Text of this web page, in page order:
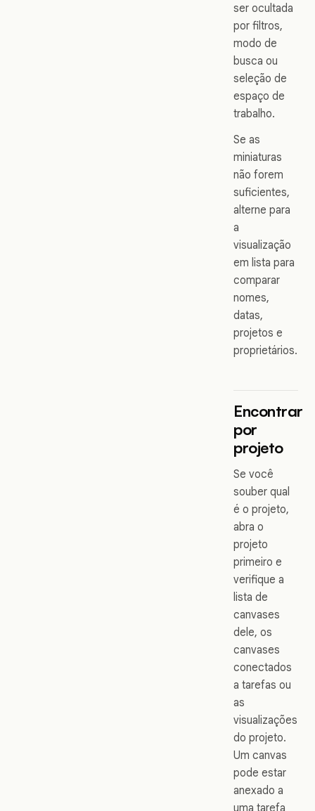
ser ocultada
por filtros,
modo de
busca ou
seleção de
espaço de
trabalho.
Se as
miniaturas
não forem
suficientes,
alterne para
a
visualização
em lista para
comparar
nomes,
datas,
projetos e
proprietários.
Encontrar
por
projeto
Se você
souber qual
é o projeto,
abra o
projeto
primeiro e
verifique a
lista de
canvases
dele, os
canvases
conectados
a tarefas ou
as
visualizações
do projeto.
Um canvas
pode estar
anexado a
uma tarefa